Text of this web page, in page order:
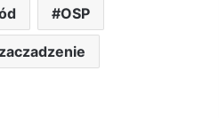
OSP
zaczadzenie